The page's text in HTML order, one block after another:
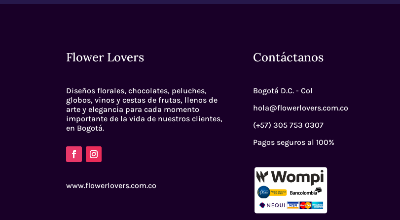
Flower Lovers
Diseños florales, chocolates, peluches,
globos, vinos y cestas de frutas, llenos de
arte y elegancia para cada momento
importante de la vida de nuestros clientes,
en Bogotá.
www.flowerlovers.com.co
Contáctanos
Bogotá D.C. - Col
hola@flowerlovers.com.co
(+57) 305 753 0307
Pagos seguros al 100%